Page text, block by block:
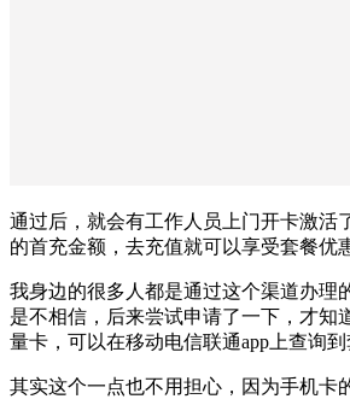
通过后，就会有工作人员上门开卡激活
的首充金额，去充值就可以享受套餐优
我身边的很多人都是通过这个渠道办理
是不相信，后来尝试申请了一下，才知
量卡，可以在移动电信联通app上查询到
其实这个一点也不用担心，因为手机卡